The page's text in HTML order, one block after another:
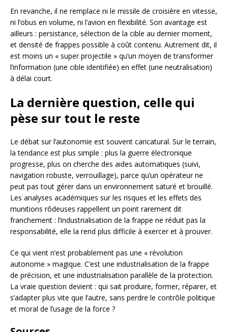
En revanche, il ne remplace ni le missile de croisière en vitesse,
ni l’obus en volume, ni l’avion en flexibilité. Son avantage est
ailleurs : persistance, sélection de la cible au dernier moment,
et densité de frappes possible à coût contenu. Autrement dit, il
est moins un « super projectile » qu’un moyen de transformer
l’information (une cible identifiée) en effet (une neutralisation)
à délai court.
La dernière question, celle qui
pèse sur tout le reste
Le débat sur l’autonomie est souvent caricatural. Sur le terrain,
la tendance est plus simple : plus la guerre électronique
progresse, plus on cherche des aides automatiques (suivi,
navigation robuste, verrouillage), parce qu’un opérateur ne
peut pas tout gérer dans un environnement saturé et brouillé.
Les analyses académiques sur les risques et les effets des
munitions rôdeuses rappellent un point rarement dit
franchement : l’industrialisation de la frappe ne réduit pas la
responsabilité, elle la rend plus difficile à exercer et à prouver.
Ce qui vient n’est probablement pas une « révolution
autonome » magique. C’est une industrialisation de la frappe
de précision, et une industrialisation parallèle de la protection.
La vraie question devient : qui sait produire, former, réparer, et
s’adapter plus vite que l’autre, sans perdre le contrôle politique
et moral de l’usage de la force ?